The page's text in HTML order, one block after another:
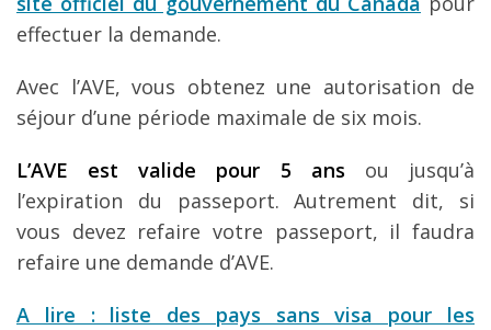
effectuer la demande.
Avec l’AVE, vous obtenez une autorisation de
séjour d’une période maximale de six mois.
L’AVE est valide pour 5 ans ou jusqu’à
l’expiration du passeport. Autrement dit, si
vous devez refaire votre passeport, il faudra
refaire une demande d’AVE.
A lire : liste des pays sans visa pour les